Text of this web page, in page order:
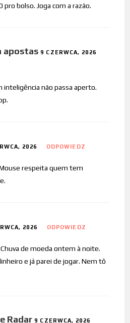
pro bolso. Joga com a razão.
apostas 9 CZERWCA, 2026
inteligência não passa aperto.
2026 ODPOWIEDZ
respeita quem tem
2026 ODPOWIEDZ
de moeda ontem à noite.
e já parei de jogar. Nem tô
Radar 9 CZERWCA, 2026